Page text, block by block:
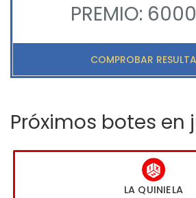
PREMIO:
COMPROBAR
Próximos botes en
LA QUINIELA